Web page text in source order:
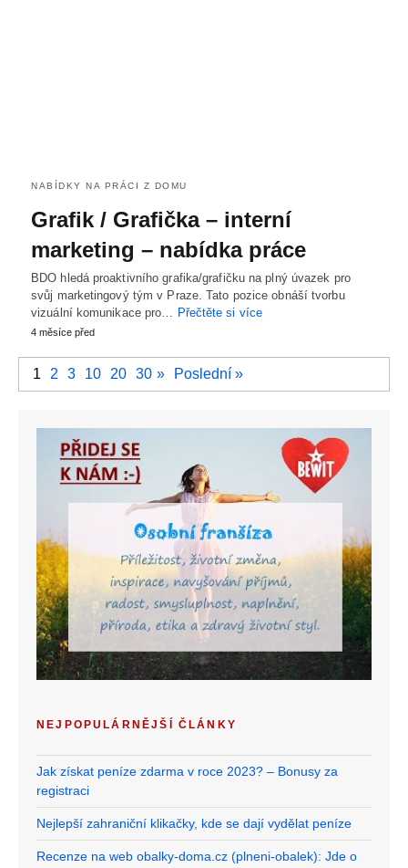
NABÍDKY NA PRÁCI Z DOMU
Grafik / Grafička – interní
marketing – nabídka práce
BDO hledá proaktivního grafika/grafičku na plný úvazek pro
svůj marketingový tým v Praze. Tato pozice obnáší tvorbu
vizuální komunikace pro… Přečtěte si více
4 měsíce před
1 2 3 10 20 30 » Poslední »
NEJPOPULÁRNĚJŠÍ ČLÁNKY
Jak získat peníze zdarma v roce 2023? – Bonusy za
registraci
Nejlepší zahraniční klikačky, kde se dají vydělat peníze
Recenze na web obalky-doma.cz (plneni-obalek): Jde o